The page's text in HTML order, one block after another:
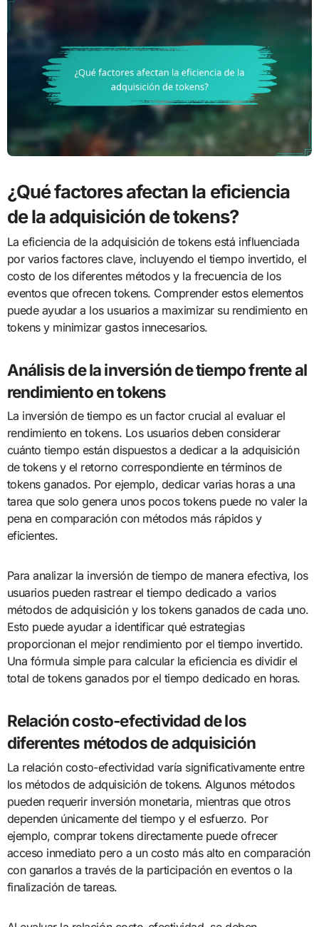
¿Qué factores afectan la eficiencia
de la adquisición de tokens?
La eficiencia de la adquisición de tokens está influenciada
por varios factores clave, incluyendo el tiempo invertido, el
costo de los diferentes métodos y la frecuencia de los
eventos que ofrecen tokens. Comprender estos elementos
puede ayudar a los usuarios a maximizar su rendimiento en
tokens y minimizar gastos innecesarios.
Análisis de la inversión de tiempo frente al
rendimiento en tokens
La inversión de tiempo es un factor crucial al evaluar el
rendimiento en tokens. Los usuarios deben considerar
cuánto tiempo están dispuestos a dedicar a la adquisición
de tokens y el retorno correspondiente en términos de
tokens ganados. Por ejemplo, dedicar varias horas a una
tarea que solo genera unos pocos tokens puede no valer la
pena en comparación con métodos más rápidos y
eficientes.
Para analizar la inversión de tiempo de manera efectiva, los
usuarios pueden rastrear el tiempo dedicado a varios
métodos de adquisición y los tokens ganados de cada uno.
Esto puede ayudar a identificar qué estrategias
proporcionan el mejor rendimiento por el tiempo invertido.
Una fórmula simple para calcular la eficiencia es dividir el
total de tokens ganados por el tiempo dedicado en horas.
Relación costo-efectividad de los
diferentes métodos de adquisición
La relación costo-efectividad varía significativamente entre
los métodos de adquisición de tokens. Algunos métodos
pueden requerir inversión monetaria, mientras que otros
dependen únicamente del tiempo y el esfuerzo. Por
ejemplo, comprar tokens directamente puede ofrecer
acceso inmediato pero a un costo más alto en comparación
con ganarlos a través de la participación en eventos o la
finalización de tareas.